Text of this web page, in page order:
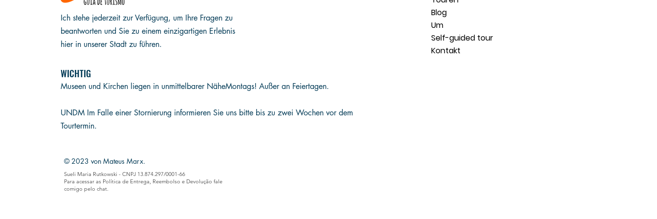
Ich stehe jederzeit zur Verfügung, um Ihre Fragen zu
beantworten und Sie zu einem einzigartigen Erlebnis
hier in unserer Stadt zu führen.
WICHTIG
Museen und Kirchen liegen in unmittelbarer NäheMontags! Außer an Feiertagen.
UNDM Im Falle einer Stornierung informieren Sie uns bitte bis zu zwei Wochen vor dem
Tourtermin.
© 2023 von Mateus Marx.
Sueli Maria Rutkowski - CNPJ 13.874.297/0001-66
Para acessar as Política de Entrega, Reembolso e Devolução fale
comigo pelo chat.
Blog
Um
Self-guided tour
Kontakt